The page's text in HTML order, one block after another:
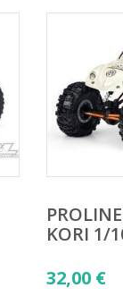
KORI 1/
32,00 €